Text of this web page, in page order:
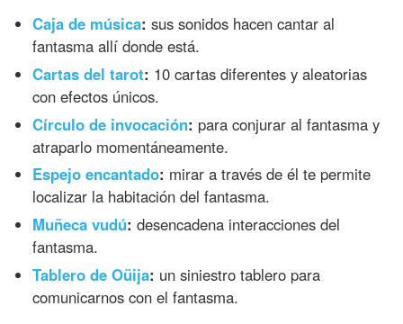
Caja de música: sus sonidos hacen cantar al
fantasma allí donde está.
Cartas del tarot: 10 cartas diferentes y aleatorias
con efectos únicos.
Círculo de invocación: para conjurar al fantasma y
atraparlo momentáneamente.
Espejo encantado: mirar a través de él te permite
localizar la habitación del fantasma.
Muñeca vudú: desencadena interacciones del
fantasma.
Tablero de Oüija: un siniestro tablero para
comunicarnos con el fantasma.